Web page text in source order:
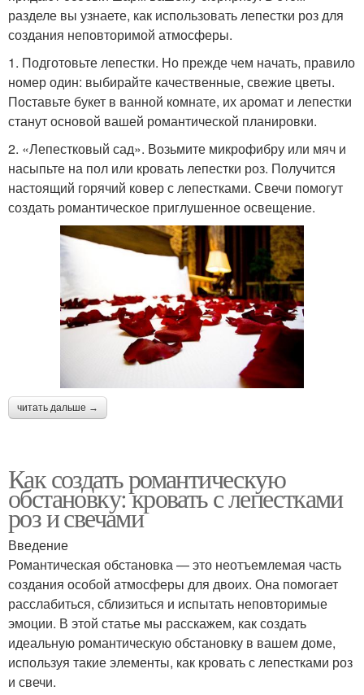
разделе вы узнаете, как использовать лепестки роз для
создания неповторимой атмосферы.
1. Подготовьте лепестки. Но прежде чем начать, правило
номер один: выбирайте качественные, свежие цветы.
Поставьте букет в ванной комнате, их аромат и лепестки
станут основой вашей романтической планировки.
2. «Лепестковый сад». Возьмите микрофибру или мяч и
насыпьте на пол или кровать лепестки роз. Получится
настоящий горячий ковер с лепестками. Свечи помогут
создать романтическое приглушенное освещение.
читать дальше →
Как создать романтическую
обстановку: кровать с лепестками
роз и свечами
Введение
Романтическая обстановка — это неотъемлемая часть
создания особой атмосферы для двоих. Она помогает
расслабиться, сблизиться и испытать неповторимые
эмоции. В этой статье мы расскажем, как создать
идеальную романтическую обстановку в вашем доме,
используя такие элементы, как кровать с лепестками роз
и свечи.